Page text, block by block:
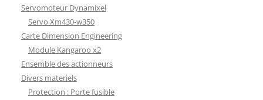
Servomoteur Dynamixel
Servo Xm430-w350
Carte Dimension Engineering
Module Kangaroo x2
Ensemble des actionneurs
Divers materiels
Protection : Porte fusible